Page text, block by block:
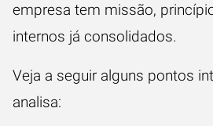
empresa tem missão,
internos já consolidados.
Veja a seguir alguns pontos
analisa: